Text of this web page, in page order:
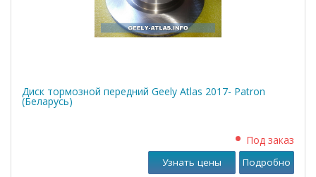
Диск тормозной передний Geely Atlas 2017- Patron
(Беларусь)
Под заказ
Узнать цены Подробно